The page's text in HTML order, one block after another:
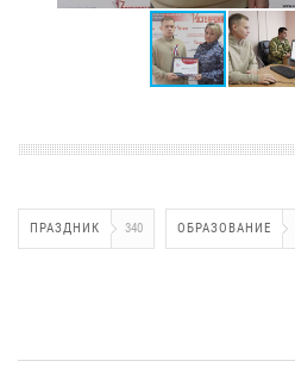
ПРАЗДНИК 340 ОБРАЗОВАНИЕ